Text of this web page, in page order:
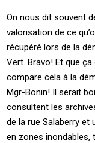
On nous dit souvent
valorisation de ce
récupéré lors de la
Vert. Bravo! Et que
compare cela à la
Mgr-Bonin! Il serait
consultent les
de la rue Salaberry et
en zones inondables,